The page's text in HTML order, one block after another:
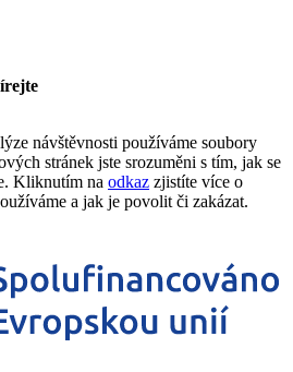
návštěvnosti používáme soubory
stránek jste srozuměni s tím, jak se
Kliknutím na odkaz zjistíte více o
a jak je povolit či zakázat.